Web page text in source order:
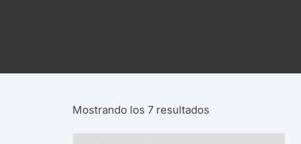
Planeta Comics Mangas
Utopia
Mostrando los 7 resultados